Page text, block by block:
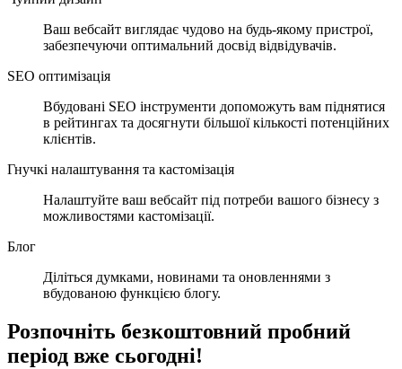
Ваш вебсайт виглядає чудово на будь-якому пристрої,
забезпечуючи оптимальний досвід відвідувачів.
SEO оптимізація
Вбудовані SEO інструменти допоможуть вам піднятися
в рейтингах та досягнути більшої кількості потенційних
клієнтів.
Гнучкі налаштування та кастомізація
Налаштуйте ваш вебсайт під потреби вашого бізнесу з
можливостями кастомізації.
Блог
Діліться думками, новинами та оновленнями з
вбудованою функцією блогу.
Розпочніть безкоштовний пробний
період вже сьогодні!